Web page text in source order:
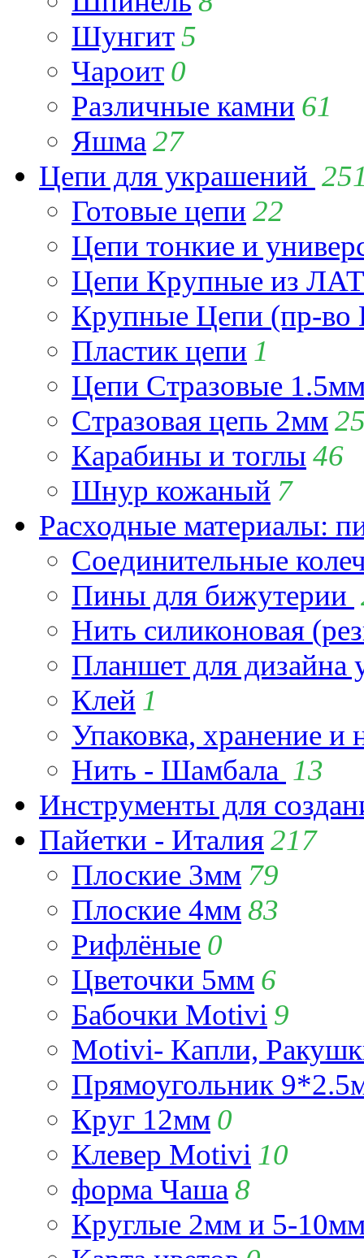
Шунгит5
Чароит 0
Различные камни 61
Яшма 27
Цепи для украшений
Готовые цепи 22
Цепи тонкие и
Цепи Крупные из
Крупные Цепи (пр-во
Пластик цепи 1
Цепи Стразовые
Стразовая цепь 2мм
Карабины и тоглы 46
Шнур кожаный 7
Расходные материалы:
Соединительные
Пины для бижутерии
Нить силиконовая
Планшет для
Клей 1
Упаковка, хранение и
Нить - Шамбала 13
Инструменты для
Пайетки - Италия217
Плоские 3мм 79
Плоские 4мм83
Рифлёные 0
Цветочки 5мм 6
Бабочки Motivi 9
Motivi- Капли,
Прямоугольник
Круг 12мм 0
Клевер Motivi 10
форма Чаша 8
Круглые 2мм и 5-